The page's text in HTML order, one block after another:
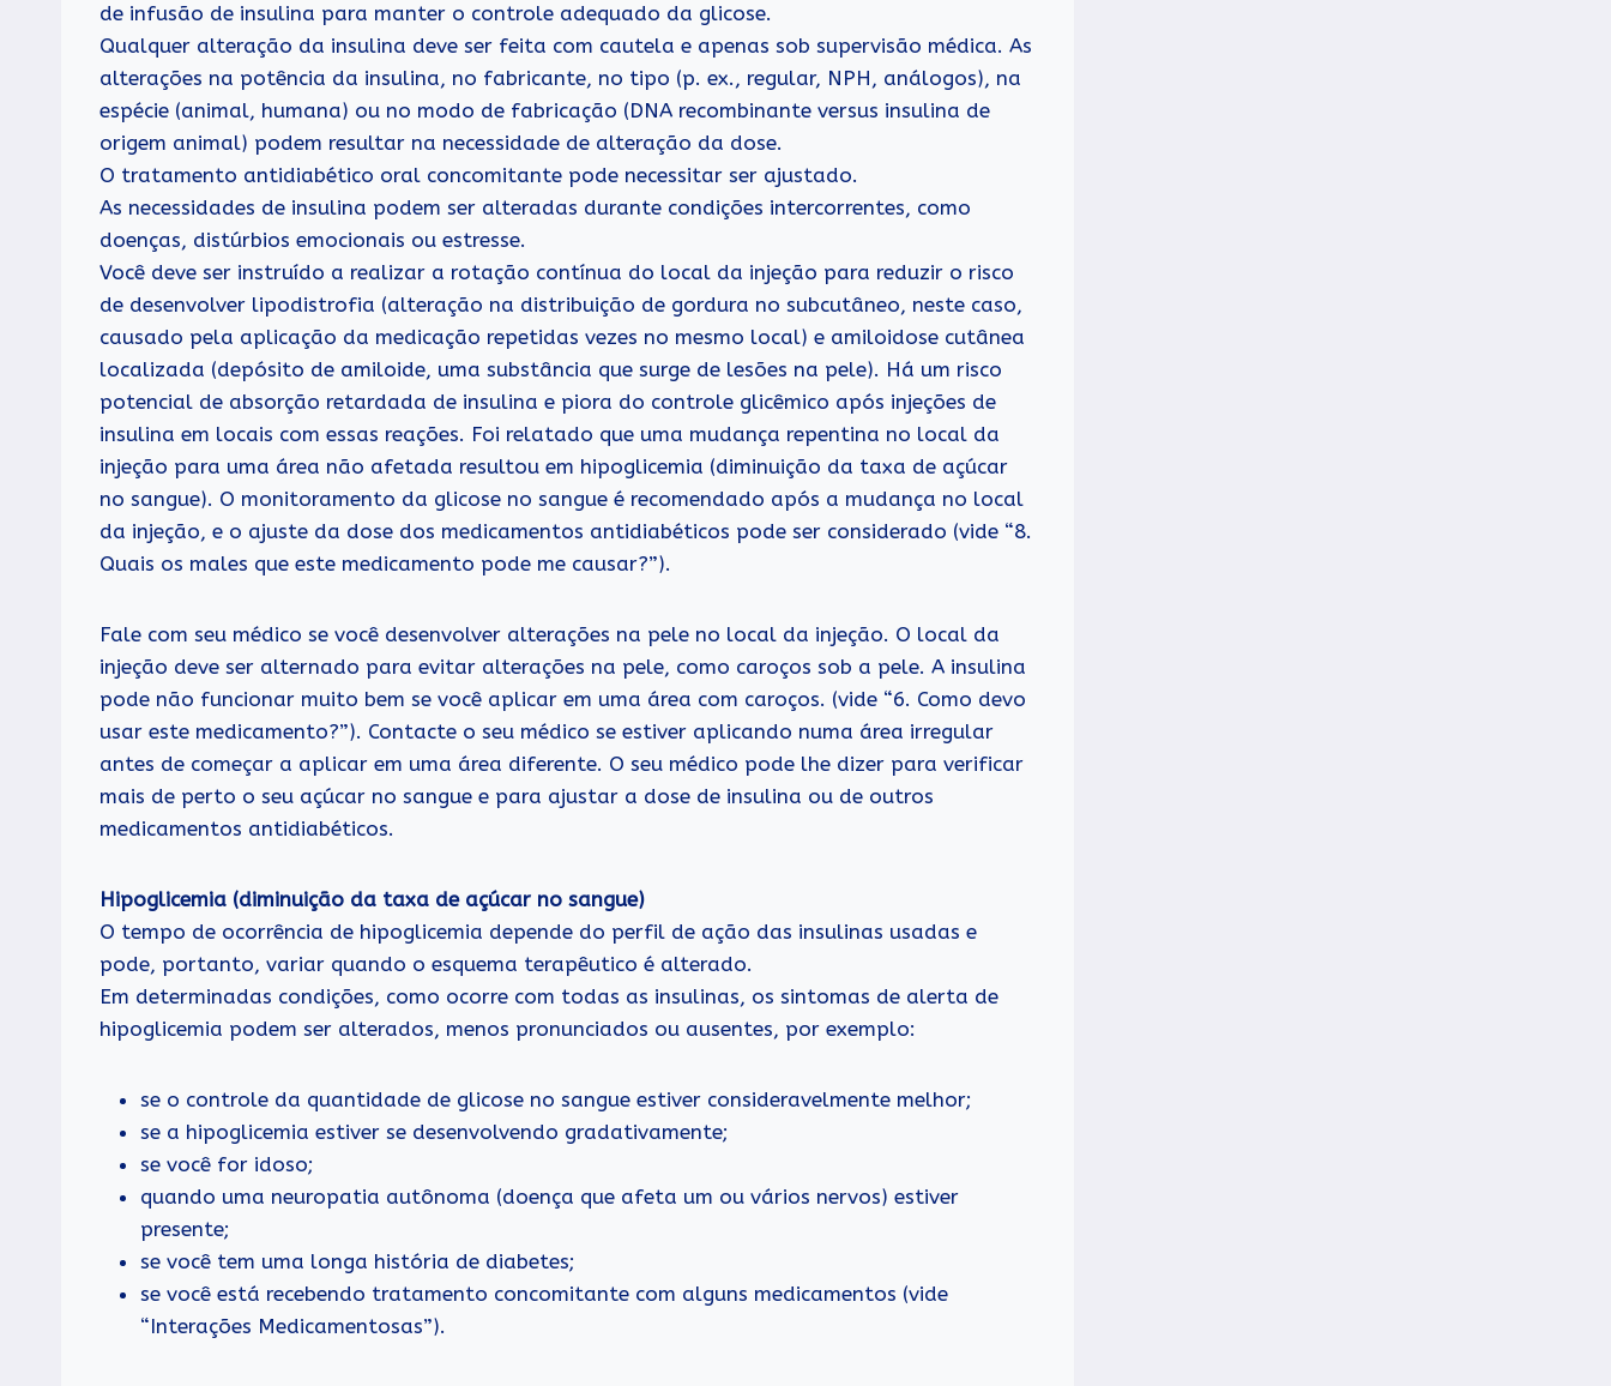
de infusão de insulina para manter o controle adequado da glicose.
Qualquer alteração da insulina deve ser feita com cautela e apenas sob supervisão médica. As
alterações na potência da insulina, no fabricante, no tipo (p. ex., regular, NPH, análogos), na
espécie (animal, humana) ou no modo de fabricação (DNA recombinante versus insulina de
origem animal) podem resultar na necessidade de alteração da dose.
O tratamento antidiabético oral concomitante pode necessitar ser ajustado.
As necessidades de insulina podem ser alteradas durante condições intercorrentes, como
doenças, distúrbios emocionais ou estresse.
Você deve ser instruído a realizar a rotação contínua do local da injeção para reduzir o risco
de desenvolver lipodistrofia (alteração na distribuição de gordura no subcutâneo, neste caso,
causado pela aplicação da medicação repetidas vezes no mesmo local) e amiloidose cutânea
localizada (depósito de amiloide, uma substância que surge de lesões na pele). Há um risco
potencial de absorção retardada de insulina e piora do controle glicêmico após injeções de
insulina em locais com essas reações. Foi relatado que uma mudança repentina no local da
injeção para uma área não afetada resultou em hipoglicemia (diminuição da taxa de açúcar
no sangue). O monitoramento da glicose no sangue é recomendado após a mudança no local
da injeção, e o ajuste da dose dos medicamentos antidiabéticos pode ser considerado (vide “8.
Quais os males que este medicamento pode me causar?”).
Fale com seu médico se você desenvolver alterações na pele no local da injeção. O local da
injeção deve ser alternado para evitar alterações na pele, como caroços sob a pele. A insulina
pode não funcionar muito bem se você aplicar em uma área com caroços. (vide “6. Como devo
usar este medicamento?”). Contacte o seu médico se estiver aplicando numa área irregular
antes de começar a aplicar em uma área diferente. O seu médico pode lhe dizer para verificar
mais de perto o seu açúcar no sangue e para ajustar a dose de insulina ou de outros
medicamentos antidiabéticos.
Hipoglicemia (diminuição da taxa de açúcar no sangue)
O tempo de ocorrência de hipoglicemia depende do perfil de ação das insulinas usadas e
pode, portanto, variar quando o esquema terapêutico é alterado.
Em determinadas condições, como ocorre com todas as insulinas, os sintomas de alerta de
hipoglicemia podem ser alterados, menos pronunciados ou ausentes, por exemplo:
se o controle da quantidade de glicose no sangue estiver consideravelmente melhor;
se a hipoglicemia estiver se desenvolvendo gradativamente;
se você for idoso;
quando uma neuropatia autônoma (doença que afeta um ou vários nervos) estiver
presente;
se você tem uma longa história de diabetes;
se você está recebendo tratamento concomitante com alguns medicamentos (vide
“Interações Medicamentosas”).